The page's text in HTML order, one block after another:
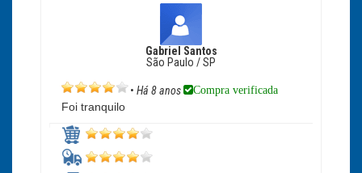
Gabriel Santos
São Paulo / SP
• Há 8 anos Compra verificada
Foi tranquilo